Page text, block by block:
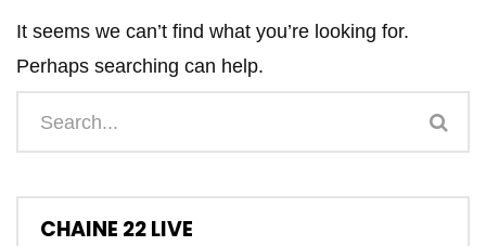
It seems we can’t find what you’re looking for.
Perhaps searching can help.
CHAINE 22 LIVE